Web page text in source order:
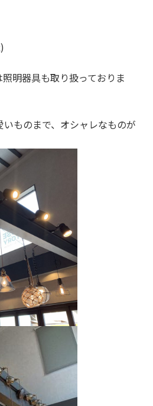
明器具も取り扱っておりま
ものまで、オシャレなものが